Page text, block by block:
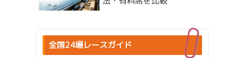
全国24場レースガイド